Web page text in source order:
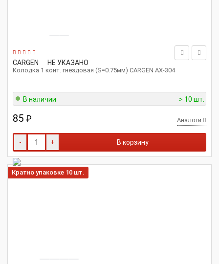
CARGEN НЕ УКАЗАНО
Колодка 1 конт. гнездовая (S=0.75мм) CARGEN AX-304
В наличии > 10 шт.
85 ₽ Аналоги
- + В корзину
Кратно упаковке 10 шт.